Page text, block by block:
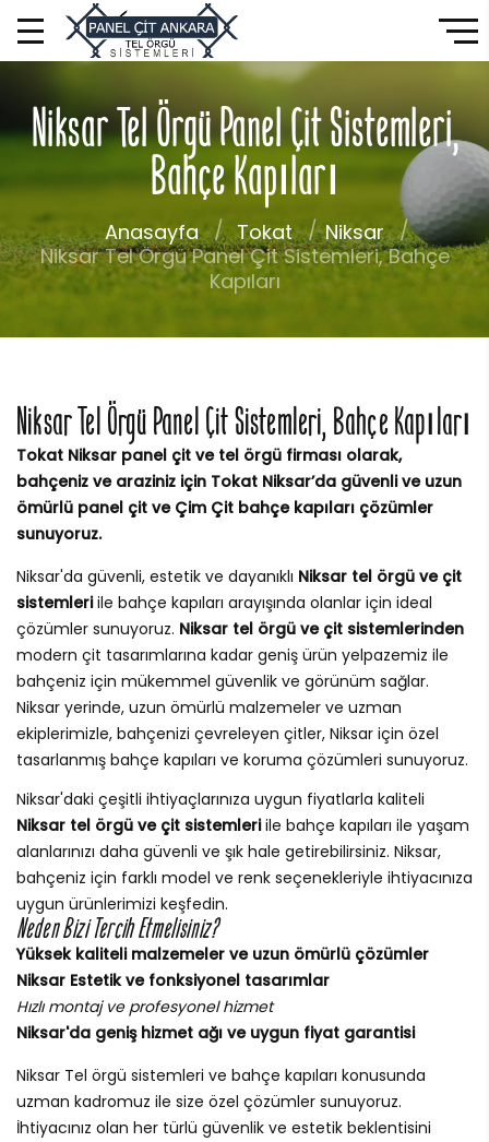
Niksar Tel Örgü Panel Çit Sistemleri,
Bahçe Kapıları
Anasayfa Tokat
Niksar
Niksar Tel Örgü Panel Çit Sistemleri, Bahçe
Kapıları
Niksar Tel Örgü Panel Çit Sistemleri, Bahçe Kapıları
Tokat Niksar panel çit ve tel örgü firması olarak,
bahçeniz ve araziniz için Tokat Niksar’da güvenli ve uzun
ömürlü panel çit ve Çim Çit bahçe kapıları çözümler
sunuyoruz.
Niksar'da güvenli, estetik ve dayanıklı Niksar tel örgü ve çit
sistemleriile bahçe kapıları arayışında olanlar için ideal
çözümler sunuyoruz. Niksar tel örgü ve çit sistemlerinden
modern çit tasarımlarına kadar geniş ürün yelpazemiz ile
bahçeniz için mükemmel güvenlik ve görünüm sağlar.
Niksar yerinde, uzun ömürlü malzemeler ve uzman
ekiplerimizle, bahçenizi çevreleyen çitler, Niksar için özel
tasarlanmış bahçe kapıları ve koruma çözümleri sunuyoruz.
Niksar'daki çeşitli ihtiyaçlarınıza uygun fiyatlarla kaliteli
Niksar tel örgü ve çit sistemleriile bahçe kapıları ile yaşam
alanlarınızı daha güvenli ve şık hale getirebilirsiniz. Niksar,
bahçeniz için farklı model ve renk seçenekleriyle ihtiyacınıza
uygun ürünlerimizi keşfedin.
Neden Bizi Tercih Etmelisiniz?
Yüksek kaliteli malzemeler ve uzun ömürlü çözümler
Niksar Estetik ve fonksiyonel tasarımlar
Hızlı montaj ve profesyonel hizmet
Niksar'da geniş hizmet ağı ve uygun fiyat garantisi
Niksar Tel örgü sistemleri ve bahçe kapıları konusunda
uzman kadromuz ile size özel çözümler sunuyoruz.
İhtiyacınız olan her türlü güvenlik ve estetik beklentisini